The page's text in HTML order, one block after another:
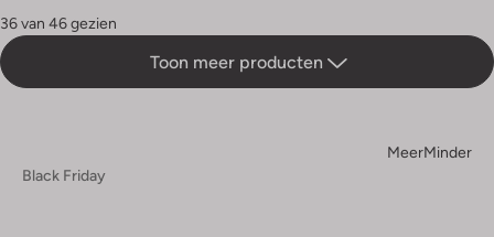
36 van 46 gezien
Toon meer producten
MeerMinder
Black Friday